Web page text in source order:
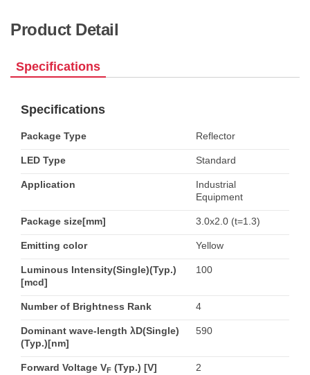
Product Detail
Specifications
Specifications
Package Type Reflector
LED Type Standard
Application
Industrial
Equipment
Package size[mm] 3.0x2.0 (t=1.3)
Emitting color Yellow
Luminous Intensity(Single)(Typ.)
[mcd]
100
Number of Brightness Rank 4
Dominant wave-length λD(Single)
(Typ.)[nm]
590
Forward Voltage VF (Typ.) [V] 2